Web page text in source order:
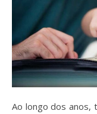
Ao longo dos anos, tenho perguntado a grupos de adultos